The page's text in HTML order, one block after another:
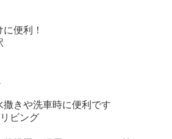
便利！
きや洗車時に便利です
ビング